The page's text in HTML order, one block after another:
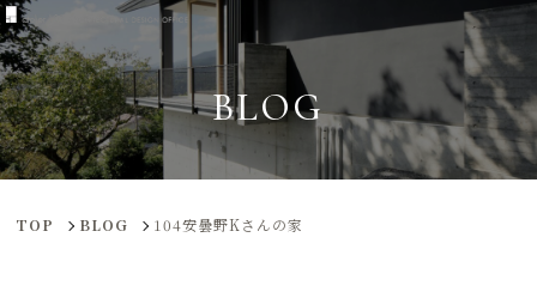
BLOG
TOP BLOG 104安曇野Kさんの家